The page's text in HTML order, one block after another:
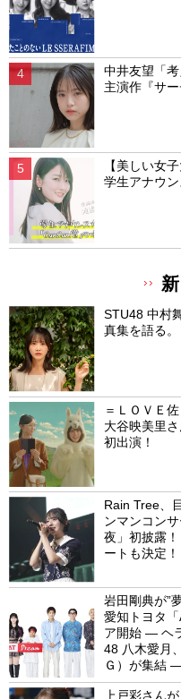
中井友望「
主演作『サ
【美しい女
学生アナウ
STU48 中村
真集を語る。
＝ＬＯＶＥ
大谷映美里
初出演！
Rain Tree、
ンマンコン
夜」初披露
ートも決定！
岩田剛典が”
愛知トヨタ
ア開始 ― ヘ
48 八木愛月
Ｇ）が集結
上戸彩さん